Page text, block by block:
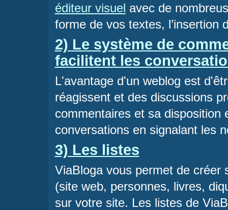
éditeur visuel avec de
forme de vos textes, l’insertion
2) Le système de
facilitent les
L'avantage d'un weblog est
réagissent et des discussions
commentaires et sa disposition
conversations en signalant les
3) Les listes
ViaBloga vous permet de créer
(site web, personnes, livres,
sur votre site. Les listes de